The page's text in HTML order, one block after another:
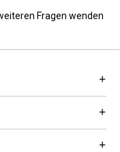
Fragen wenden